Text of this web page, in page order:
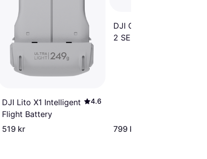
DJI Lito X1 Intelligent
Flight Battery
4.6
519 kr
DJI Care 2 år Refresh Mini
2 SE
799 kr